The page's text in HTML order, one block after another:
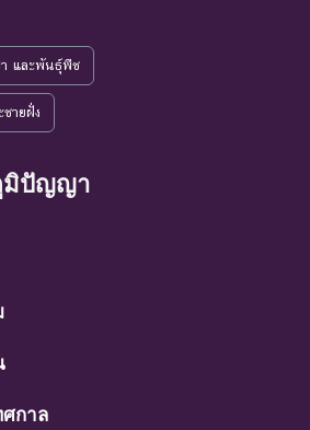
และพันธุ์พืช
ายฝั่ง
มิปัญญา
ศกาล